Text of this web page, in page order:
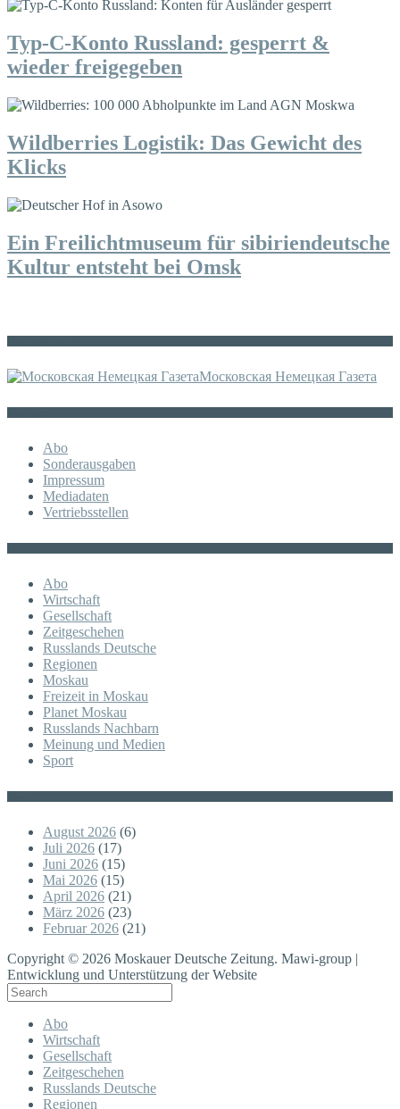
Typ-C-Konto Russland: gesperrt &
wieder freigegeben
Wildberries Logistik: Das Gewicht des
Klicks
Ein Freilichtmuseum für sibiriendeutsche
Kultur entsteht bei Omsk
Московская Немецкая Газета
Abo
Sonderausgaben
Impressum
Mediadaten
Vertriebsstellen
Abo
Wirtschaft
Gesellschaft
Zeitgeschehen
Russlands Deutsche
Regionen
Moskau
Freizeit in Moskau
Planet Moskau
Russlands Nachbarn
Meinung und Medien
Sport
August 2026 (6)
Juli 2026 (17)
Juni 2026 (15)
Mai 2026 (15)
April 2026 (21)
März 2026 (23)
Februar 2026 (21)
Copyright © 2026 Moskauer Deutsche Zeitung. Mawi-group |
Entwicklung und Unterstützung der Website
Abo
Wirtschaft
Gesellschaft
Zeitgeschehen
Russlands Deutsche
Regionen